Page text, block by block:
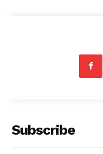
Subscribe